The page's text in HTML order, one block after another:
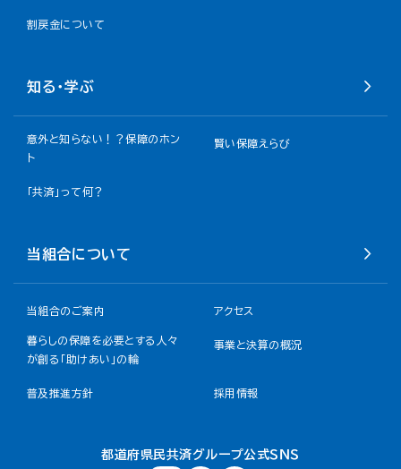
割戻金について​
知る・学ぶ
意外と知らない！？保障のホン
ト
賢い保障えらび
「共済」って何？
当組合について
当組合のご案内 アクセス
暮らしの保障を必要とする人々
が創る「助けあい」の輪
事業と決算の概況
普及推進方針 採用情報
都道府県民共済グループ公式ＳＮＳ